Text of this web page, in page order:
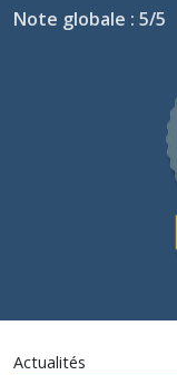
Note globale : 5/5
Actualités